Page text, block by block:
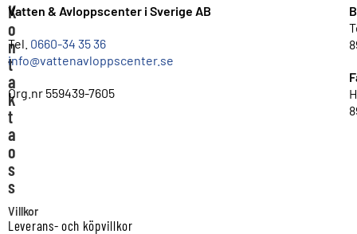
K
o
n
t
a
k
t
a
o
s
s
Vatten & Avloppscenter i Sverige AB
Tel. 0660-34 35 36
info@vattenavloppscenter.se
Org.nr 559439-7605
Villkor
Leverans- och köpvillkor